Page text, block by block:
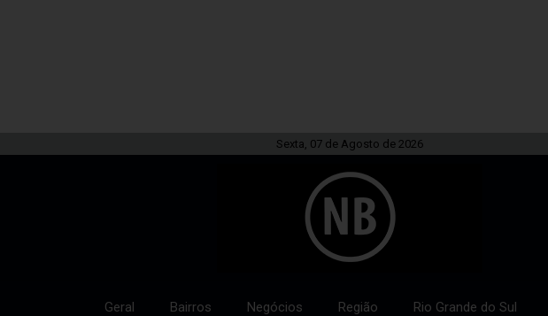
Sexta, 07 de Agosto de 2026
Geral Bairros Negócios Região Rio Grande do Sul